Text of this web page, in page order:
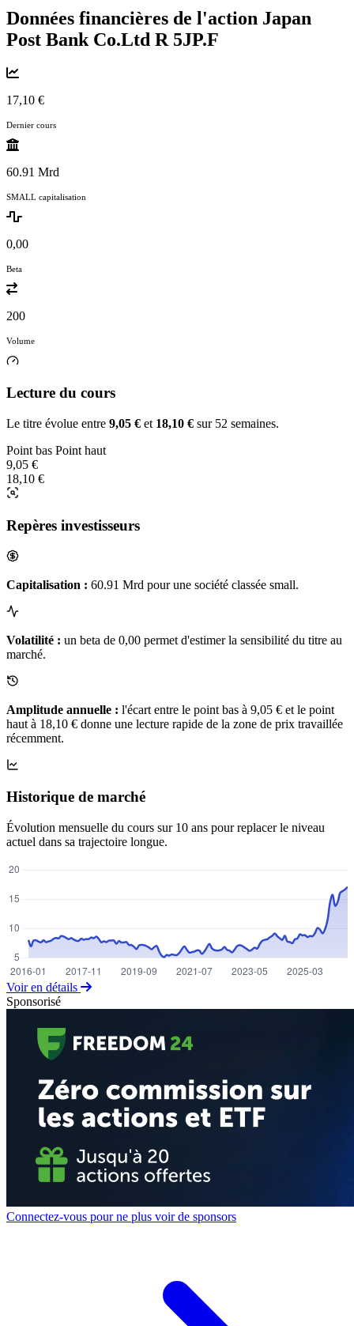
Données financières de l'action Japan
Post Bank Co.Ltd R 5JP.F
17,10 €
Dernier cours
60.91 Mrd
SMALL capitalisation
0,00
Beta
200
Volume
Lecture du cours
Le titre évolue entre 9,05 € et 18,10 € sur 52 semaines.
Point bas Point haut
9,05 €
18,10 €
Repères investisseurs
Capitalisation : 60.91 Mrd pour une société classée small.
Volatilité : un beta de 0,00 permet d'estimer la sensibilité du titre au
marché.
Amplitude annuelle : l'écart entre le point bas à 9,05 € et le point
haut à 18,10 € donne une lecture rapide de la zone de prix travaillée
récemment.
Historique de marché
Évolution mensuelle du cours sur 10 ans pour replacer le niveau
actuel dans sa trajectoire longue.
Voir en détails
Sponsorisé
Connectez-vous pour ne plus voir de sponsors